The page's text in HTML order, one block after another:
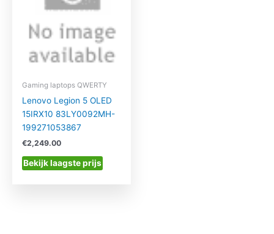
Gaming laptops QWERTY
Lenovo Legion 5 OLED
15IRX10 83LY0092MH-
199271053867
€2,249.00
Bekijk laagste prijs